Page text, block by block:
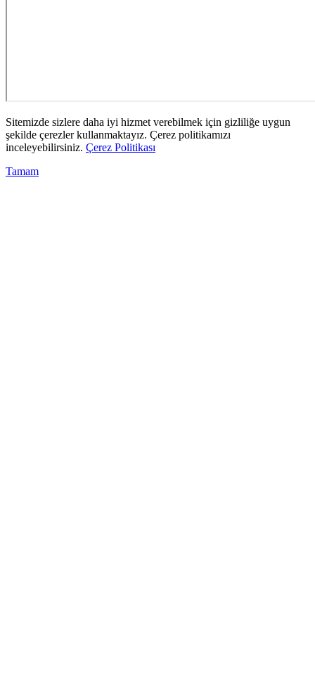
Sitemizde sizlere daha iyi hizmet verebilmek için gizliliğe uygun
şekilde çerezler kullanmaktayız. Çerez politikamızı
inceleyebilirsiniz. Çerez Politikası
Tamam